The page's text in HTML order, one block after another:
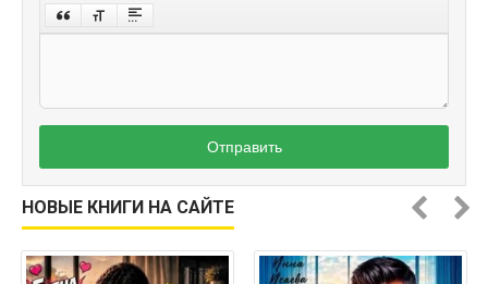
Отправить
НОВЫЕ КНИГИ НА САЙТЕ